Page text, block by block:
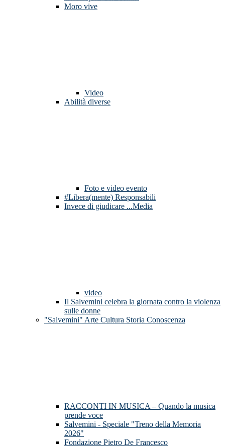
Moro vive
Video
Abilità diverse
Foto e video evento
#Libera(mente) Responsabili
Invece di giudicare ...Media
video
Il Salvemini celebra la giornata contro la violenza
sulle donne
"Salvemini" Arte Cultura Storia Conoscenza
RACCONTI IN MUSICA – Quando la musica
prende voce
Salvemini - Speciale "Treno della Memoria
2026"
Fondazione Pietro De Francesco